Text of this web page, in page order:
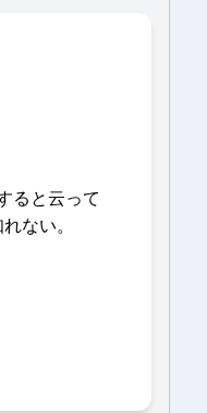
ると云って
ない。